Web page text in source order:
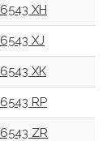
6543 XH
6543 XJ
6543 XK
6543 RP
6543 ZR